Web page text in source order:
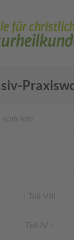
scnh-info
Teil VIII
Teil IV